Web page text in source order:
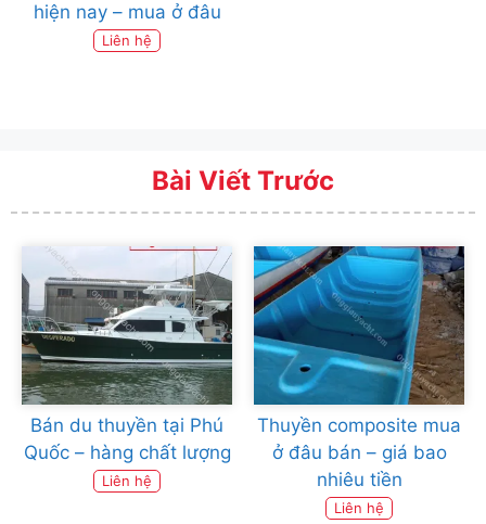
hiện nay – mua ở đâu
Liên hệ
Bài Viết Trước
Bán du thuyền tại Phú
Quốc – hàng chất lượng
Liên hệ
Thuyền composite mua
ở đâu bán – giá bao
nhiêu tiền
Liên hệ